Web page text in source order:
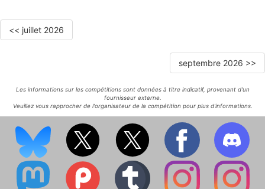
<< juillet 2026
septembre 2026 >>
Les informations sur les compétitions sont données à titre indicatif, provenant d'un
fournisseur externe.
Veuillez vous rapprocher de l'organisateur de la compétition pour plus d'informations.